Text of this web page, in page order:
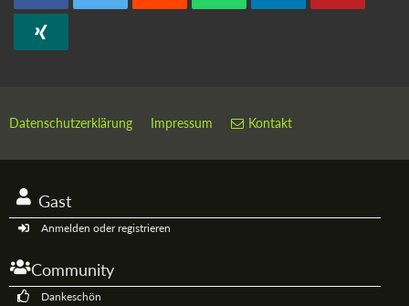
Datenschutzerklärung Impressum Kontakt
Gast
Anmelden oder registrieren
Community
Dankeschön